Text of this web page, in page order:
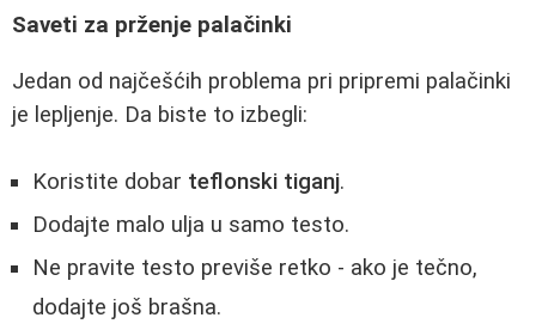
Saveti za prženje palačinki
Jedan od najčešćih problema pri pripremi palačinki
je lepljenje. Da biste to izbegli:
Koristite dobar teflonski tiganj.
Dodajte malo ulja u samo testo.
Ne pravite testo previše retko - ako je tečno,
dodajte još brašna.